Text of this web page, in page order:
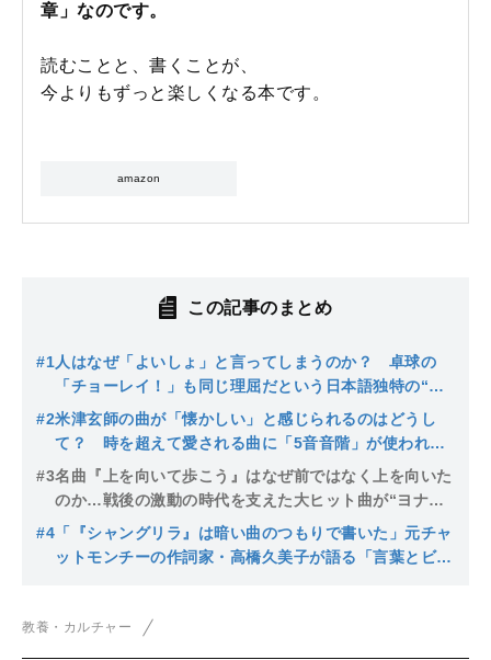
章」なのです。
読むことと、書くことが、
今よりもずっと楽しくなる本です。
amazon
この記事のまとめ
#1人はなぜ「よいしょ」と言ってしまうのか？ 卓球の
「チョーレイ！」も同じ理屈だという日本語独特の“気
を合わせる”ということ
#2米津玄師の曲が「懐かしい」と感じられるのはどうし
て？ 時を超えて愛される曲に「5音音階」が使われて
いる理由と効果
#3名曲『上を向いて歩こう』はなぜ前ではなく上を向いた
のか…戦後の激動の時代を支えた大ヒット曲が“ヨナ抜
き音階”のジャズアレンジで作られたワケ
#4 「『シャングリラ』は暗い曲のつもりで書いた」元チャ
ットモンチーの作詞家・高橋久美子が語る「言葉とビー
教養・カルチャー